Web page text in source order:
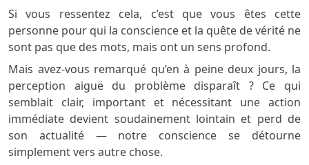
Si vous ressentez cela, c’est que vous êtes cette
personne pour qui la conscience et la quête de vérité ne
sont pas que des mots, mais ont un sens profond.
Mais avez-vous remarqué qu’en à peine deux jours, la
perception aiguë du problème disparaît ? Ce qui
semblait clair, important et nécessitant une action
immédiate devient soudainement lointain et perd de
son actualité — notre conscience se détourne
simplement vers autre chose.